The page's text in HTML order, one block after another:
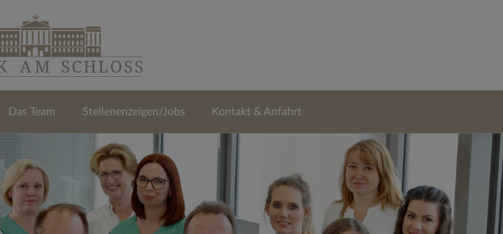
Das Team Stellenenzeigen/Jobs Kontakt & Anfahrt